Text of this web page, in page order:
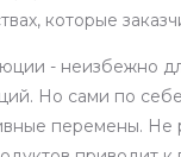
которые
- неизбежно
Но сами по
перемены.